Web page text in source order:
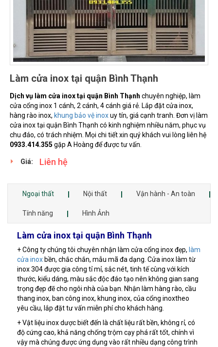
Làm cửa inox tại quận Bình Thạnh
Dịch vụ làm cửa inox tại quận Bình Thạnh chuyên nghiệp, làm
cửa cổng inox 1 cánh, 2 cánh, 4 cánh giá rẻ. Lắp đặt cửa inox,
hàng rào inox, khung bảo vệ inoxuy tín, giá cạnh tranh. Đơn vị làm
cửa inox tại quận Bình Thạnh có kinh nghiệm nhiều năm, phục vụ
chu đáo, có trách nhiệm. Mọi chi tiết xin quý khách vui lòng liên hệ
0933.414.355 gặp A Hoàng để được tư vấn.
Giá: Liên hệ
Ngoại thất Nội thất Vận hành - An toàn
Tính năng Hình Ảnh
Làm cửa inox tại quận Bình Thạnh
+ Công ty chúng tôi chuyên nhận làm cửa cổng inox đẹp, làm
cửa inox bền, chắc chắn, mẫu mã đa dạng. Cửa inox làm từ
inox 304 được gia công tỉ mỉ, sắc nét, tinh tế cùng với kích
thước, kiểu dáng, màu sắc độc đáo tạo nên không gian sang
trọng đẹp đẽ cho ngôi nhà của bạn. Nhận làm hàng rào, cầu
thang inox, ban công inox, khung inox, của cổng inoxtheo
yêu cầu, lắp đặt tư vấn miễn phí cho khách hàng.
+ Vật liệu inox dược biết đến là chất liệu rất bền, không rỉ, có
độ cứng cao, khả năng chống trộm cạy phá rất tốt, chính vì
vậy mà chúng được ứng dụng vào rất nhiều dạng công trình